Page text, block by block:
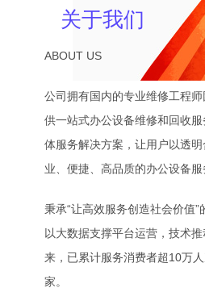
关于我们
ABOUT US
公司拥有国内的专业维修工程
供一站式办公设备维修和回收
体服务解决方案，让用户以透
业、便捷、高品质的办公设备服
秉承“让高效服务创造社会价值
以大数据支撑平台运营，技术
来，已累计服务消费者超10万
家。